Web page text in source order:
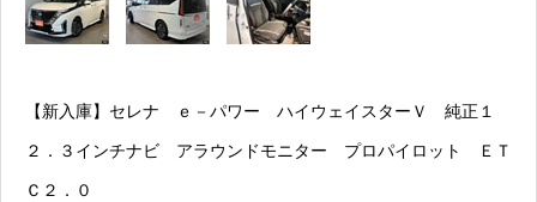
【新入庫】セレナ ｅ－パワー ハイウェイスターＶ 純正１
２．３インチナビ アラウンドモニター プロパイロット ＥＴ
Ｃ２．０